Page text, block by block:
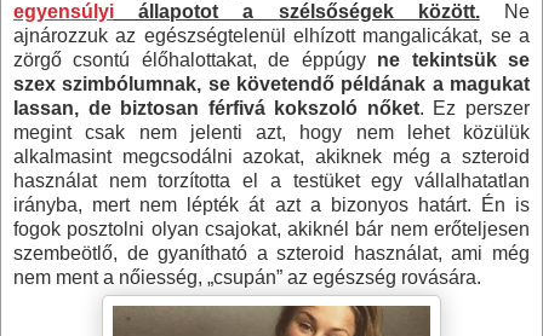
egyensúlyi állapotot a szélsőségek között.Ne
ajnározzuk az egészségtelenül elhízott mangalicákat, se a
zörgő csontú élőhalottakat, de éppúgy ne tekintsük se
szex szimbólumnak, se követendő példának a magukat
lassan, de biztosan férfivá kokszoló nőket. Ez perszer
megint csak nem jelenti azt, hogy nem lehet közülük
alkalmasint megcsodálni azokat, akiknek még a szteroid
használat nem torzította el a testüket egy vállalhatatlan
irányba, mert nem lépték át azt a bizonyos határt. Én is
fogok posztolni olyan csajokat, akiknél bár nem erőteljesen
szembeötlő, de gyanítható a szteroid használat, ami még
nem ment a nőiesség, „csupán” az egészség rovására.